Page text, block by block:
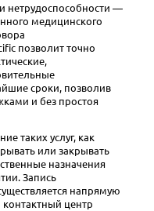
нетрудоспособности —
медицинского
позволит точно
сроки, позволив
и без простоя
таких услуг, как
или закрывать
назначения
Запись
напрямую
контактный центр